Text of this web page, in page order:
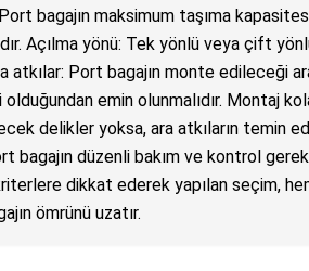
bagajın maksimum taşıma
Açılma yönü: Tek yönlü veya çift
Port bagajın monte edileceği
emin olunmalıdır. Montaj
delikler yoksa, ara atkıların temin
bagajın düzenli bakım ve kontrol
dikkat ederek yapılan seçim,
ömrünü uzatır.